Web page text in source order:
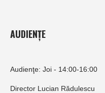
AUDIENȚE
Audienţe: Joi - 14:00-16:00
Director Lucian Rădulescu